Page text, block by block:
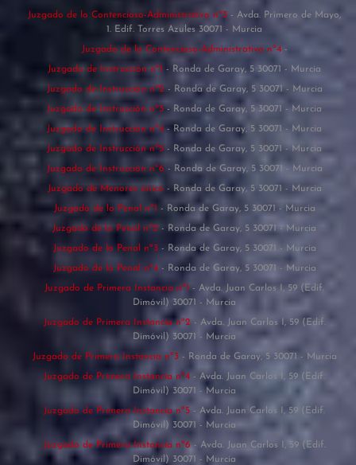
Juzgado de lo Contencioso-Administrativo nº3 - Avda. Primero de Mayo,
1. Edif. Torres Azules 30071 - Murcia
Juzgado de lo Contencioso-Administrativo nº4 -
Juzgado de Instrucción nº1 - Ronda de Garay, 5 30071 - Murcia
Juzgado de Instrucción nº2 - Ronda de Garay, 5 30071 - Murcia
Juzgado de Instrucción nº3 - Ronda de Garay, 5 30071 - Murcia
Juzgado de Instrucción nº4 - Ronda de Garay, 5 30071 - Murcia
Juzgado de Instrucción nº5 - Ronda de Garay, 5 30071 - Murcia
Juzgado de Instrucción nº6 - Ronda de Garay, 5 30071 - Murcia
Juzgado de Menores único - Ronda de Garay, 5 30071 - Murcia
Juzgado de lo Penal nº1 - Ronda de Garay, 5 30071 - Murcia
Juzgado de lo Penal nº2 - Ronda de Garay, 5 30071 - Murcia
Juzgado de lo Penal nº3 - Ronda de Garay, 5 30071 - Murcia
Juzgado de lo Penal nº4 - Ronda de Garay, 5 30071 - Murcia
Juzgado de Primera Instancia nº1 - Avda. Juan Carlos I, 59 (Edif.
Dimóvil) 30071 - Murcia
Juzgado de Primera Instancia nº2 - Avda. Juan Carlos I, 59 (Edif.
Dimóvil) 30071 - Murcia
Juzgado de Primera Instancia nº3 - Ronda de Garay, 5 30071 - Murcia
Juzgado de Primera Instancia nº4 - Avda. Juan Carlos I, 59 (Edif.
Dimóvil) 30071 - Murcia
Juzgado de Primera Instancia nº5 - Avda. Juan Carlos I, 59 (Edif.
Dimóvil) 30071 - Murcia
Juzgado de Primera Instancia nº6- Avda. Juan Carlos I, 59 (Edif.
Dimóvil) 30071 - Murcia